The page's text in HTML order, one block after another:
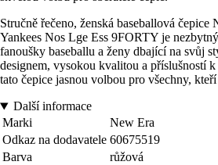
Stručně řečeno, ženská baseballová
Yankees Nos Lge Ess 9FORTY je
fanoušky baseballu a ženy dbající na svůj
designem, vysokou kvalitou a příslušností
tato čepice jasnou volbou pro všechny,
Další informace
Marki
New Era
Odkaz na dodavatele 60675519
Barva
růžová